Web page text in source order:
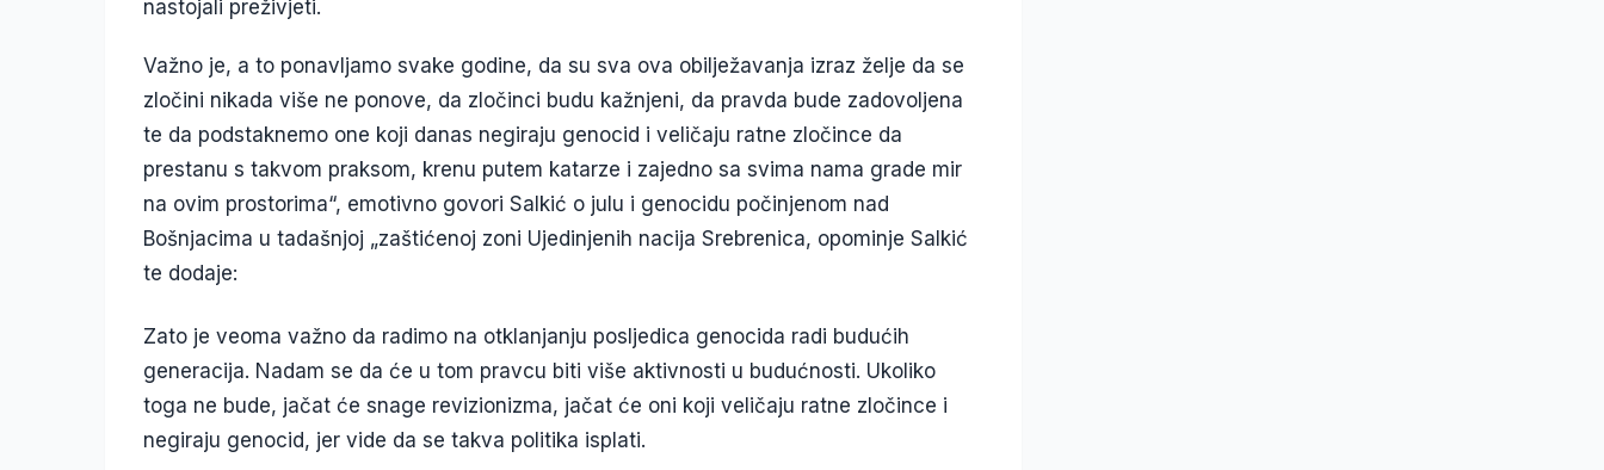
nastojali preživjeti.
Važno je, a to ponavljamo svake godine, da su sva ova obilježavanja izraz želje da se
zločini nikada više ne ponove, da zločinci budu kažnjeni, da pravda bude zadovoljena
te da podstaknemo one koji danas negiraju genocid i veličaju ratne zločince da
prestanu s takvom praksom, krenu putem katarze i zajedno sa svima nama grade mir
na ovim prostorima“, emotivno govori Salkić o julu i genocidu počinjenom nad
Bošnjacima u tadašnjoj „zaštićenoj zoni Ujedinjenih nacija Srebrenica, opominje Salkić
te dodaje:
Zato je veoma važno da radimo na otklanjanju posljedica genocida radi budućih
generacija. Nadam se da će u tom pravcu biti više aktivnosti u budućnosti. Ukoliko
toga ne bude, jačat će snage revizionizma, jačat će oni koji veličaju ratne zločince i
negiraju genocid, jer vide da se takva politika isplati.